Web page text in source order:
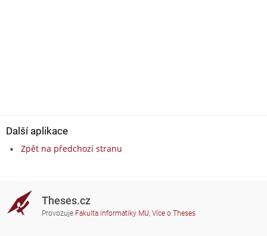
Další aplikace
Zpět na předchozí stranu
Theses.cz
Provozuje Fakulta informatiky MU, Více o Theses